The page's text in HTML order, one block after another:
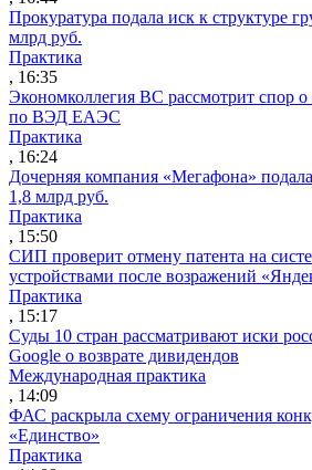
Прокуратура подала иск к структуре
млрд руб.
Практика
, 16:35
Экономколлегия ВС рассмотрит спор о
по ВЭД ЕАЭС
Практика
, 16:24
Дочерняя компания «Мегафона»
1,8 млрд руб.
Практика
, 15:50
СИП проверит отмену патента на
устройствами после возражений
Практика
, 15:17
Суды 10 стран рассматривают иски
Google о возврате дивидендов
Международная практика
, 14:09
ФАС раскрыла схему ограничения
«Единство»
Практика